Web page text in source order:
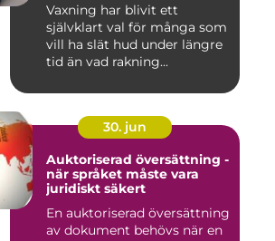
Vaxning har blivit ett
självklart val för många som
vill ha slät hud under längre
tid än vad rakning...
30. jun
Auktoriserad översättning -
när språket måste vara
juridiskt säkert
En auktoriserad översättning
av dokument behövs när en